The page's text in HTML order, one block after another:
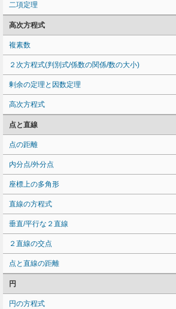
二項定理
高次方程式
複素数
２次方程式(判別式/係数の関係/数の大小)
剰余の定理と因数定理
高次方程式
点と直線
点の距離
内分点/外分点
座標上の多角形
直線の方程式
垂直/平行な２直線
２直線の交点
点と直線の距離
円
円の方程式